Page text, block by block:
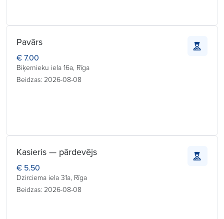
Pavārs
€ 7.00
Biķernieku iela 16a, Rīga
Beidzas: 2026-08-08
Kasieris — pārdevējs
€ 5.50
Dzirciema iela 31a, Rīga
Beidzas: 2026-08-08